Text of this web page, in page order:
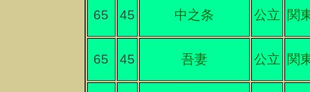
65 45 中之条 公立 関
65 45 吾妻 公立 関